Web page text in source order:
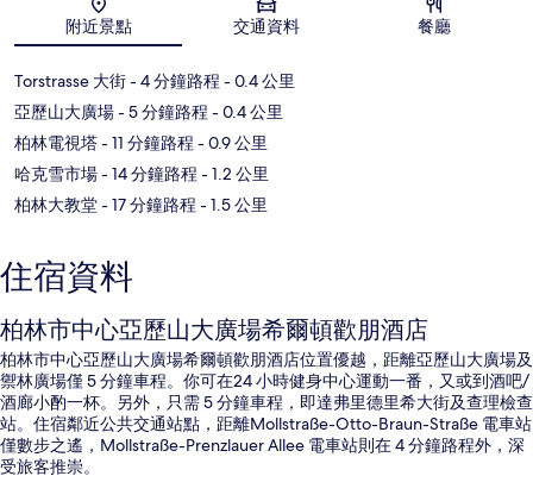
地圖
附近景點 交通資料 餐廳
Torstrasse 大街- 4 分鐘路程 - 0.4 公里
亞歷山大廣場- 5 分鐘路程 - 0.4 公里
柏林電視塔- 11 分鐘路程 - 0.9 公里
哈克雪市場- 14 分鐘路程 - 1.2 公里
柏林大教堂- 17 分鐘路程 - 1.5 公里
住宿資料
柏林市中心亞歷山大廣場希爾頓歡朋酒店
柏林市中心亞歷山大廣場希爾頓歡朋酒店位置優越，距離亞歷山大廣場及
禦林廣場僅 5 分鐘車程。你可在24 小時健身中心運動一番，又或到酒吧/
酒廊小酌一杯。另外，只需 5 分鐘車程，即達弗里德里希大街及查理檢查
站。住宿鄰近公共交通站點，距離Mollstraße-Otto-Braun-Straße 電車站
僅數步之遙，Mollstraße-Prenzlauer Allee 電車站則在 4 分鐘路程外，深
受旅客推崇。